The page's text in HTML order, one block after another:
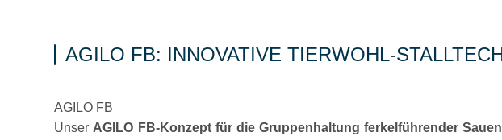
AGILO FB: INNOVATIVE TIERWOHL-
AGILO FB
Unser AGILO FB-Konzept für die Gruppenhaltung ferkelführender Sauen